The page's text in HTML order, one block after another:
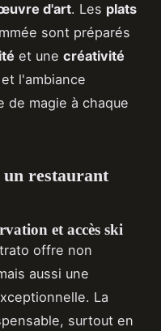
d'art. Les plats
sont préparés
et une créativité
l'ambiance
de magie à chaque
un restaurant
et accès ski
offre non
aussi une
La
surtout en